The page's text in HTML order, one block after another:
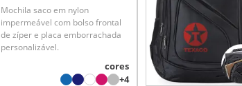
Mochila saco em nylon
impermeável com bolso frontal
de zíper e placa emborrachada
personalizável.
cores
+4